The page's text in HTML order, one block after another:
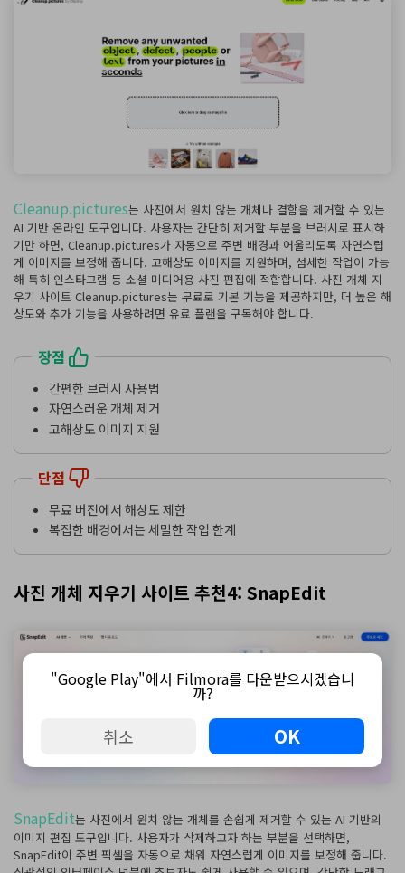
Cleanup.pictures는 사진에서 원치 않는 개체나 결함을 제거할 수 있는
AI 기반 온라인 도구입니다. 사용자는 간단히 제거할 부분을 브러시로 표시하
기만 하면, Cleanup.pictures가 자동으로 주변 배경과 어울리도록 자연스럽
게 이미지를 보정해 줍니다. 고해상도 이미지를 지원하며, 섬세한 작업이 가능
해 특히 인스타그램 등 소셜 미디어용 사진 편집에 적합합니다. 사진 개체 지
우기 사이트 Cleanup.pictures는 무료로 기본 기능을 제공하지만, 더 높은 해
상도와 추가 기능을 사용하려면 유료 플랜을 구독해야 합니다.
장점
간편한 브러시 사용법
자연스러운 개체 제거
고해상도 이미지 지원
단점
무료 버전에서 해상도 제한
복잡한 배경에서는 세밀한 작업 한계
사진 개체 지우기 사이트 추천4: SnapEdit
SnapEdit는 사진에서 원치 않는 개체를 손쉽게 제거할 수 있는 AI 기반의
이미지 편집 도구입니다. 사용자가 삭제하고자 하는 부분을 선택하면,
SnapEdit이 주변 픽셀을 자동으로 채워 자연스럽게 이미지를 보정해 줍니다.
"Google Play"에서 Filmora를 다운받으시겠습니
까?
취소 OK